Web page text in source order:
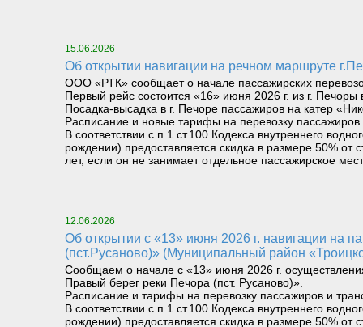
15.06.2026
Об открытии навигации на речном маршруте
ООО «РТК» сообщает о начале пассажирских
Первый рейс состоится «16» июня 2026 г. из г. Печоры
Посадка-высадка в г. Печоре пассажиров на катер
Расписание и новые тарифы на перевозку
В соответствии с п.1 ст.100 Кодекса внутреннего
рождении) предоставляется скидка в размере 50% от
лет, если он не занимает отдельное пассажирское
12.06.2026
Об открытии с «13» июня 2026 г. навигации на паромном маршруте «Левый берег реки Печора (Троицко-Печорск) – Правый берег реки Печора
(пст.Русаново)» (Муниципальный район
Сообщаем о начале с «13» июня 2026 г.
Правый берег реки Печора (пст. Русаново)».
Расписание и тарифы на перевозку пассажиров и
В соответствии с п.1 ст.100 Кодекса внутреннего
рождении) предоставляется скидка в размере 50% от